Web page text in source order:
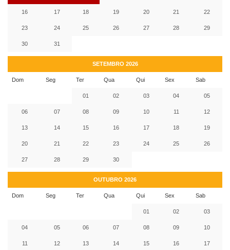
16 17 18 19 20 21 22
23 24 25 26 27 28 29
30 31
SETEMBRO 2026
Dom Seg Ter Qua Qui Sex Sab
01 02 03 04 05
06 07 08 09 10 11 12
13 14 15 16 17 18 19
20 21 22 23 24 25 26
27 28 29 30
OUTUBRO 2026
Dom Seg Ter Qua Qui Sex Sab
01 02 03
04 05 06 07 08 09 10
11 12 13 14 15 16 17